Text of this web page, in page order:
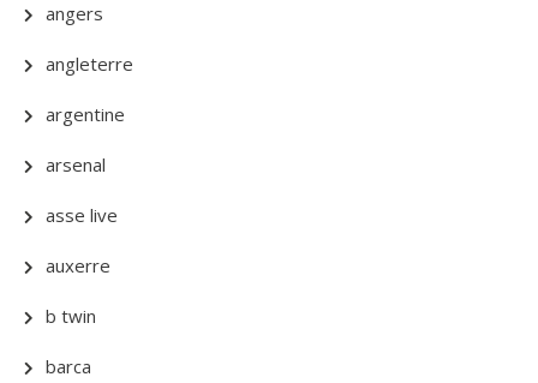
angers
angleterre
argentine
arsenal
asse live
auxerre
b twin
barca